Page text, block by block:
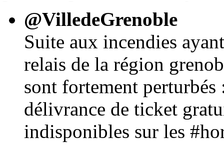
@VilledeGrenoble
Suite aux incendies
relais de la région
sont fortement
délivrance de ticket
indisponibles sur les